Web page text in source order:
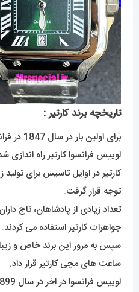
تاریخچه برند کارتیر :
برای
لوییس فرانسوا کارتیر راه اندازی
کارتیر در اوایل تاسیس برای
توجه قرار گرفت.
تعداد زیادی از پادشاهان، تاج
جواهرات کارتیر استفاده می کردند.
سپس به مرور این برند خاص و
ساعت های مچی کارتیر قرار داد.